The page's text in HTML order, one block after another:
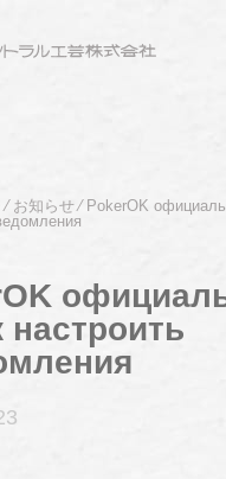
⁄ お知らせ⁄ PokerOK